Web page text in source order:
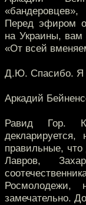
Перед эфиром
на Украины, вам
«От всей
Д.Ю. Спасибо. Я
Аркадий
Равид Гор.
правильные,
Лавров,
Росмолодежи,
замечательно.